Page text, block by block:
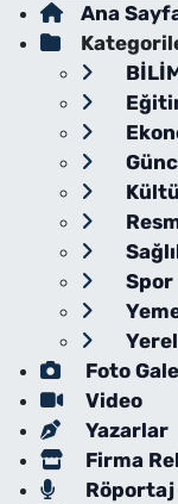
Ana
Spor
Yerel
Foto
Video
Yazarlar
Firma
Röportaj